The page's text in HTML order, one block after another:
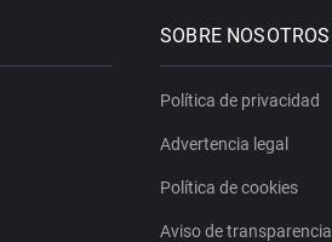
SOBRE NOSOTROS
Política de privacidad
Advertencia legal
Política de cookies
Aviso de transparencia